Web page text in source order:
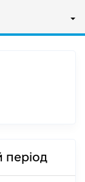
період